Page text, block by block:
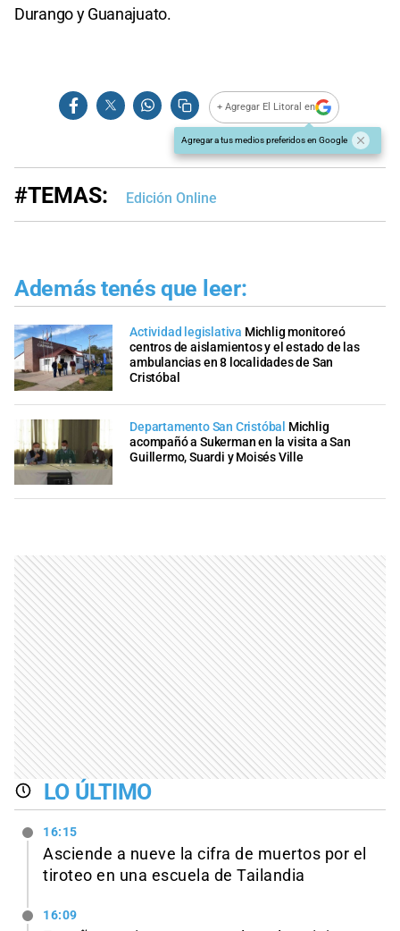
Durango y Guanajuato.
+ Agregar El Litoral en
Agregar a tus medios preferidos en Google
#TEMAS: Edición Online
Además tenés que leer:
Actividad legislativa Michlig monitoreó
centros de aislamientos y el estado de las
ambulancias en 8 localidades de San
Cristóbal
Departamento San Cristóbal Michlig
acompañó a Sukerman en la visita a San
Guillermo, Suardi y Moisés Ville
LO ÚLTIMO
16:15
Asciende a nueve la cifra de muertos por el
tiroteo en una escuela de Tailandia
16:09